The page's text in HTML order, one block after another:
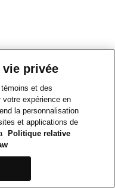
vie privée
et des
votre expérience en
la personnalisation
et applications de
Politique relative